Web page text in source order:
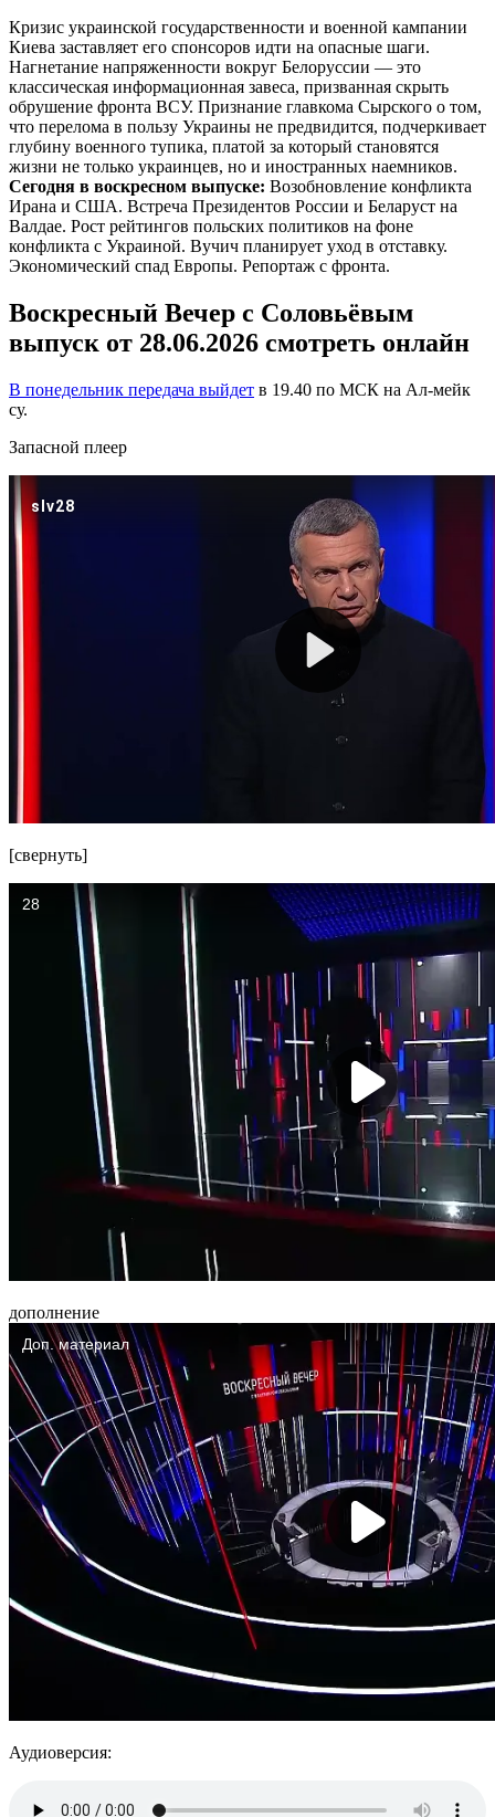
Кризис украинской государственности и военной кампании
Киева заставляет его спонсоров идти на опасные шаги.
Нагнетание напряженности вокруг Белоруссии — это
классическая информационная завеса, призванная скрыть
обрушение фронта ВСУ. Признание главкома Сырского о том,
что перелома в пользу Украины не предвидится, подчеркивает
глубину военного тупика, платой за который становятся
жизни не только украинцев, но и иностранных наемников.
Сегодня в воскресном выпуске: Возобновление конфликта
Ирана и США. Встреча Президентов России и Беларуст на
Валдае. Рост рейтингов польских политиков на фоне
конфликта с Украиной. Вучич планирует уход в отставку.
Экономический спад Европы. Репортаж с фронта.
Воскресный Вечер с Соловьёвым
выпуск от 28.06.2026 смотреть онлайн
В понедельник передача выйдет в 19.40 по МСК на Ал-мейк
су.
Запасной плеер
[свернуть]
дополнение
Аудиоверсия: